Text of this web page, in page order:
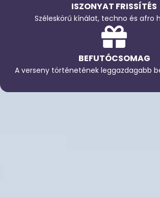
ISZONYAT FRISSÍTÉS
Széleskörű kínálat, techno és afro
BEFUTÓCSOMAG
A verseny történetének leggazdagabb